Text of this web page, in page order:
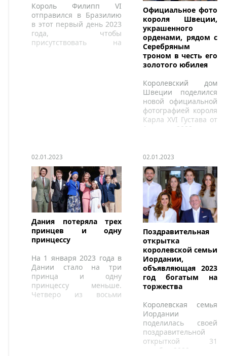
Король Филипп VI
отправился в Бразилию
в этот первый день 2023
года, чтобы
присутствовать на
Официальное фото
короля Швеции,
украшенного
орденами, рядом с
Серебряным
троном в честь его
золотого юбилея
Королевский дом
Швеции поделился
новой официальной
фотографией короля
Карла XVI Густава от
1 января 2023 года.
02.01.2023
Дания потеряла трех
принцев и одну
принцессу
На 1 января 2023 года в
Дании стало на три
принца и одну
принцессу меньше.
Четверо из восьми
02.01.2023
Поздравительная
открытка
королевской семьи
Иордании,
объявляющая 2023
год богатым на
торжества
Королевская семья
Иордании
поделилась своей
поздравительной
открыткой 31
декабря 2022 года.